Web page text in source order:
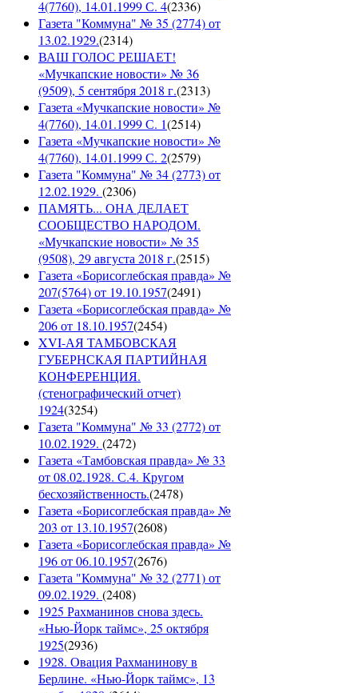
4(7760), 14.01.1999 С. 4(2336)
Газета "Коммуна" № 35 (2774) от
13.02.1929.(2314)
ВАШ ГОЛОС РЕШАЕТ!
«Мучкапские новости» № 36
(9509), 5 сентября 2018 г.(2313)
Газета «Мучкапские новости» №
4(7760), 14.01.1999 С. 1(2514)
Газета «Мучкапские новости» №
4(7760), 14.01.1999 С. 2(2579)
Газета "Коммуна" № 34 (2773) от
12.02.1929. (2306)
ПАМЯТЬ... ОНА ДЕЛАЕТ
СООБЩЕСТВО НАРОДОМ.
«Мучкапские новости» № 35
(9508), 29 августа 2018 г.(2515)
Газета «Борисоглебская правда» №
207(5764) от 19.10.1957(2491)
Газета «Борисоглебская правда» №
206 от 18.10.1957(2454)
XVI-АЯ ТАМБОВСКАЯ
ГУБЕРНСКАЯ ПАРТИЙНАЯ
КОНФЕРЕНЦИЯ.
(стенографический отчет)
1924(3254)
Газета "Коммуна" № 33 (2772) от
10.02.1929. (2472)
Газета «Тамбовская правда» № 33
от 08.02.1928. С.4. Кругом
бесхозяйственность.(2478)
Газета «Борисоглебская правда» №
203 от 13.10.1957(2608)
Газета «Борисоглебская правда» №
196 от 06.10.1957(2676)
Газета "Коммуна" № 32 (2771) от
09.02.1929. (2408)
1925 Рахманинов снова здесь.
«Нью-Йорк таймс», 25 октября
1925(2936)
1928. Овация Рахманинову в
Берлине. «Нью-Йорк таймс», 13